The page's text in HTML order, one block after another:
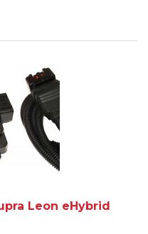
Leon eHybrid